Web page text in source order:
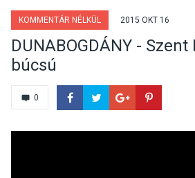
KOMMENTÁR NÉLKÜL 2015 OKT 16
DUNABOGDÁNY -
búcsú
0